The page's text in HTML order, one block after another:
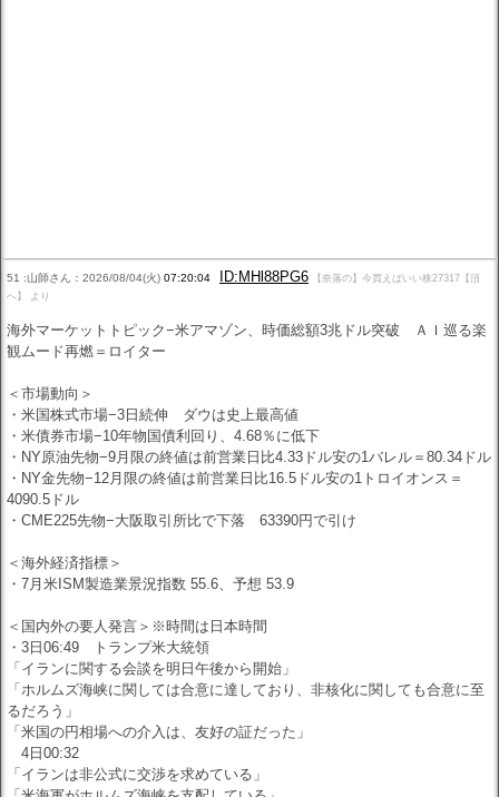
51 :山師さん：2026/08/04(火) 07:20:04 ID:MHl88PG6
【奈落の】今買えばいい株27317【頂
へ】 より
海外マーケットトピック−米アマゾン、時価総額3兆ドル突破 ＡＩ巡る楽
観ムード再燃＝ロイター
＜市場動向＞
・米国株式市場−3日続伸 ダウは史上最高値
・米債券市場−10年物国債利回り、4.68％に低下
・NY原油先物−9月限の終値は前営業日比4.33ドル安の1バレル＝80.34ドル
・NY金先物−12月限の終値は前営業日比16.5ドル安の1トロイオンス＝
4090.5ドル
・CME225先物−大阪取引所比で下落 63390円で引け
＜海外経済指標＞
・7月米ISM製造業景況指数 55.6、予想 53.9
＜国内外の要人発言＞※時間は日本時間
・3日06:49 トランプ米大統領
「イランに関する会談を明日午後から開始」
「ホルムズ海峡に関しては合意に達しており、非核化に関しても合意に至
るだろう」
「米国の円相場への介入は、友好の証だった」
4日00:32
「イランは非公式に交渉を求めている」